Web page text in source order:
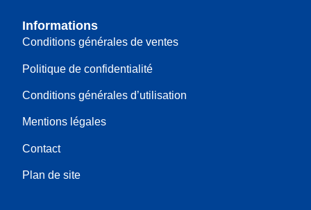
Informations
Conditions générales de ventes
Politique de confidentialité
Conditions générales d’utilisation
Mentions légales
Contact
Plan de site